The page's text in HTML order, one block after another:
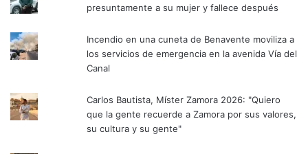
presuntamente a su mujer y fallece después
Incendio en una cuneta de Benavente moviliza a
los servicios de emergencia en la avenida Vía del
Canal
Carlos Bautista, Míster Zamora 2026: "Quiero
que la gente recuerde a Zamora por sus valores,
su cultura y su gente"